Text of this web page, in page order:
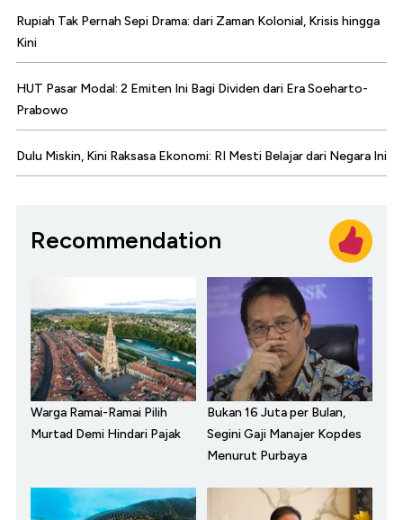
Rupiah Tak Pernah Sepi Drama: dari Zaman Kolonial, Krisis hingga
Kini
HUT Pasar Modal: 2 Emiten Ini Bagi Dividen dari Era Soeharto-
Prabowo
Dulu Miskin, Kini Raksasa Ekonomi: RI Mesti Belajar dari Negara Ini
Recommendation
Warga Ramai-Ramai Pilih
Murtad Demi Hindari Pajak
Bukan 16 Juta per Bulan,
Segini Gaji Manajer Kopdes
Menurut Purbaya